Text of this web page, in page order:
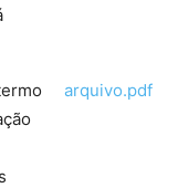
arquivo.pdf